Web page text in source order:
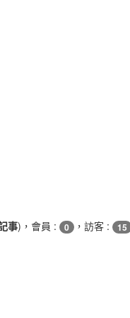
事)，會員 : 0 ，訪客 : 15